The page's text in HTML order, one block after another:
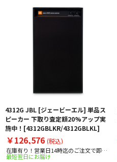
4312G JBL [ジェービーエル] 単品ス
ピーカー 下取り査定額20%アップ実
施中！[4312GBLKR/4312GBLKL]
￥126,576 (税込)
在庫有り！営業日14時迄のご注文で即日
出荷！
最短翌日にお届け